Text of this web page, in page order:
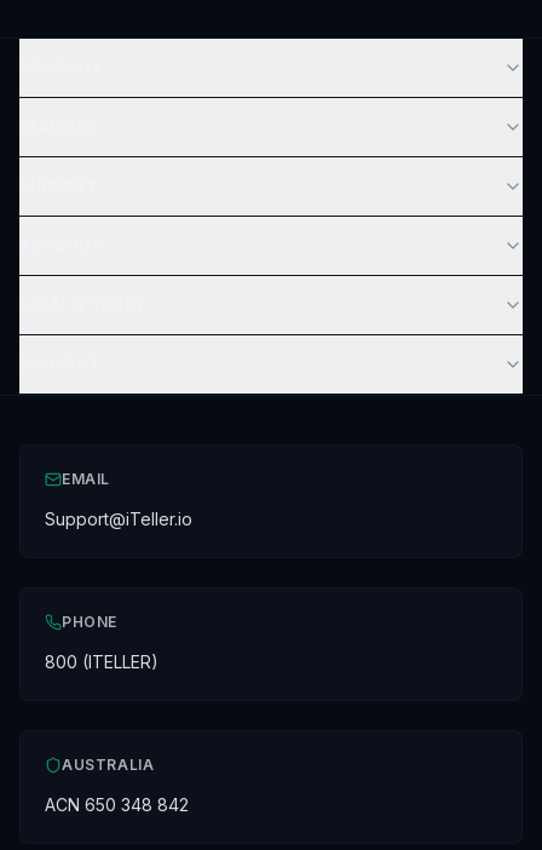
EMAIL
Support@iTeller.io
PHONE
800 (ITELLER)
AUSTRALIA
ACN 650 348 842